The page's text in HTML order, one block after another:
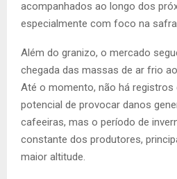
acompanhados ao longo dos
especialmente com foco na safra
Além do granizo, o mercado
chegada das massas de ar frio
Até o momento, não há registros
potencial de provocar danos
cafeeiras, mas o período de
constante dos produtores,
maior altitude.